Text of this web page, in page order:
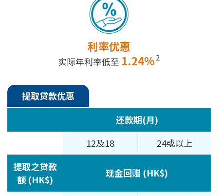
利率优惠
实际年利率低至 1.24%2
提取贷款优惠
还款期(月)
12及18
24或以上
提取之贷款
额 (HK$)
现金回赠 (HK$)